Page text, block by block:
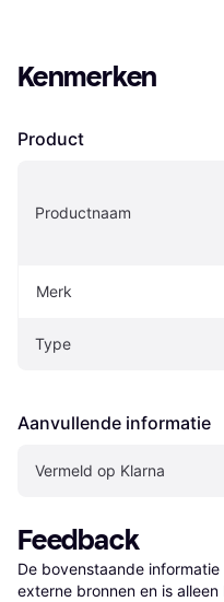
Kenmerken
Product
Productnaam
Merk
Type
Aanvullende informatie
Vermeld op Klarna
Feedback
De bovenstaande
externe bronnen en is